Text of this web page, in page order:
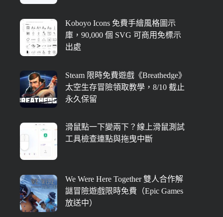
Koboyo Icons 免費手繪風格圖示
庫，90,000 個 SVG 可商用免標示
出處
Steam 限時免費遊戲《Breathedge》
太空生存冒險領取教學，8/10 截止
永久保留
滑鼠點一下變兩下？線上滑鼠測試
工具檢查連點與拖曳中斷
We Were Here Together 雙人合作解
謎冒險遊戲限時免費（Epic Games
放送中）